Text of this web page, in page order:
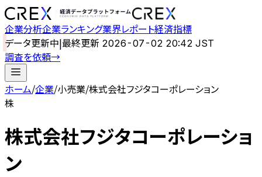
企業分析企業ランキング業界レポート経済指標
データ更新中|最終更新 2026-07-02 20:42 JST
調査を依頼→
ホーム/企業/小売業/株式会社フジタコーポレーション
株
株式会社フジタコーポレーショ
ン